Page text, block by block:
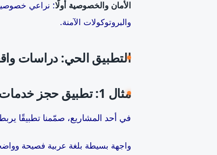
الأمان والخصوصية أولًا: نراعي
والبروتوكولات الآمنة.
التطبيق الحي: دراسات
مثال 1: تطبيق حجز خدمات منزلية
في أحد المشاريع، صمّمنا تطبيقًا
واجهة بسيطة بلغة عربية فصيحة